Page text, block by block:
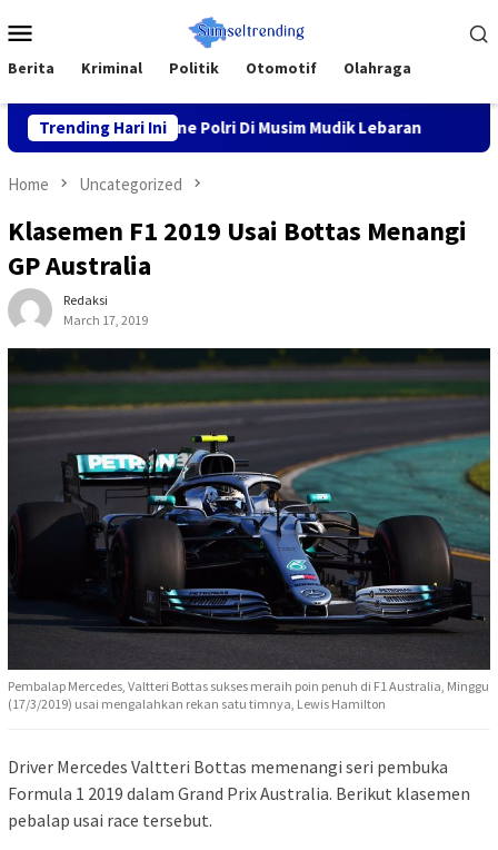
to
contentMenu
Berita Kriminal Politik Otomotif Olahraga
Trending Hari Ini
Tagline Polri Di Musim Mudik Lebaran Fokus
Home Uncategorized
Klasemen F1 2019 Usai Bottas Menangi
GP Australia
Redaksi
March 17, 2019
Pembalap Mercedes, Valtteri Bottas sukses meraih poin penuh di F1 Australia, Minggu
(17/3/2019) usai mengalahkan rekan satu timnya, Lewis Hamilton
Driver Mercedes Valtteri Bottas memenangi seri pembuka
Formula 1 2019 dalam Grand Prix Australia. Berikut klasemen
pebalap usai race tersebut.